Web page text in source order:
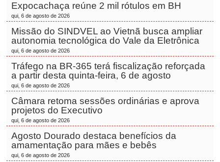
Expocachaça reúne 2 mil rótulos em BH
qui, 6 de agosto de 2026
Missão do SINDVEL ao Vietnã busca ampliar
autonomia tecnológica do Vale da Eletrônica
qui, 6 de agosto de 2026
Tráfego na BR-365 terá fiscalização reforçada
a partir desta quinta-feira, 6 de agosto
qui, 6 de agosto de 2026
Câmara retoma sessões ordinárias e aprova
projetos do Executivo
qui, 6 de agosto de 2026
Agosto Dourado destaca benefícios da
amamentação para mães e bebês
qui, 6 de agosto de 2026